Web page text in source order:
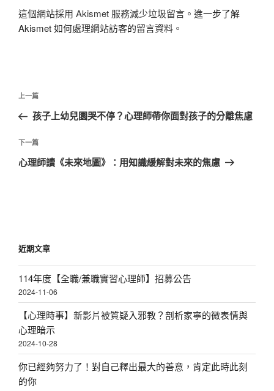
這個網站採用 Akismet 服務減少垃圾留言。 進一步了解
Akismet 如何處理網站訪客的留言資料 。
文
導
覽
上
一
文
章
上一篇
孩子上幼兒園哭不停？心理師帶你面對孩子的分離焦慮
下
一
下一篇
心理師讀《未來地圖》：用知識緩解對未來的焦慮
近期文章
114年度【全職/兼職實習心理師】招募公告
2024-11-06
【心理時事】新影片被質疑入邪教？剖析家寧的微表情與
心理暗示
2024-10-28
你已經夠努力了！對自己釋出最大的善意，肯定此時此刻
的你